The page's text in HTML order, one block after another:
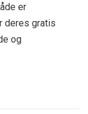
er
deres gratis
og